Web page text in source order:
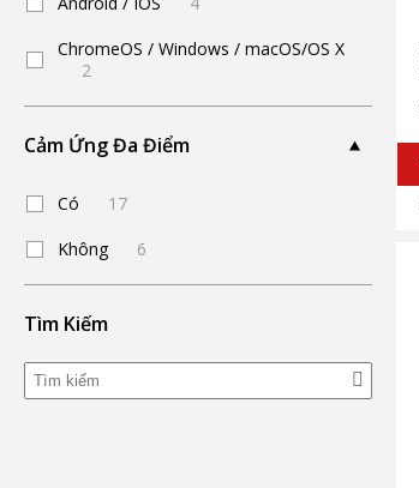
ChromeOS / Windows / macOS/OS X
2
Cảm Ứng Đa Điểm
Có
17
Không
6
Tìm Kiếm